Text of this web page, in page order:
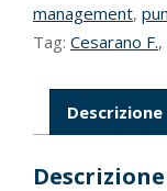
management,
Tag: Cesarano F.,
Descrizione
Descrizione